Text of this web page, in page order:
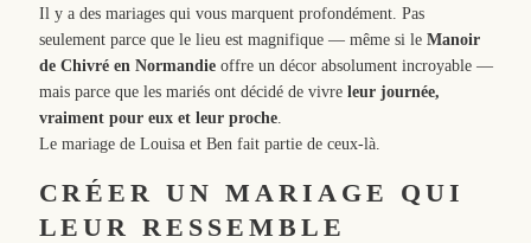
Il y a des mariages qui vous marquent profondément. Pas
seulement parce que le lieu est magnifique — même si le Manoir
de Chivré en Normandieoffre un décor absolument incroyable —
mais parce que les mariés ont décidé de vivre leur journée,
vraiment pour eux et leur proche.
Le mariage de Louisa et Ben fait partie de ceux-là.
CRÉER UN MARIAGE QUI
LEUR RESSEMBLE